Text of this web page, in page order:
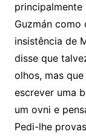
principalmente
Guzmán
insistência de
disse que
olhos, mas
escrever uma
um ovni e
Pedi-lhe